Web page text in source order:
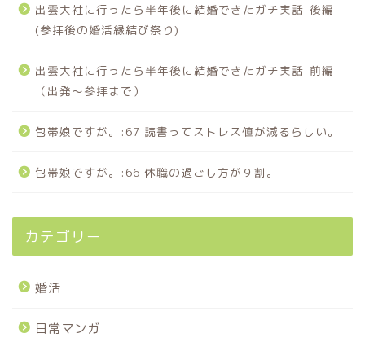
出雲大社に行ったら半年後に結婚できたガチ実話-後編-
(参拝後の婚活縁結び祭り)
出雲大社に行ったら半年後に結婚できたガチ実話-前編
（出発〜参拝まで）
包帯娘ですが。:67 読書ってストレス値が減るらしい。
包帯娘ですが。:66 休職の過ごし方が９割。
カテゴリー
婚活
日常マンガ